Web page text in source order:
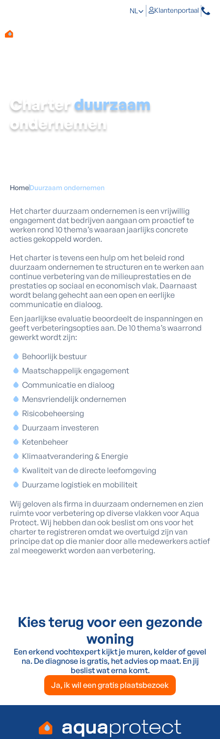
NL Klantenportaal
Charterduurzaam
ondernemen
HomeDuurzaam ondernemen
Het charter duurzaam ondernemen is een vrijwillig
engagement dat bedrijven aangaan om proactief te
werken rond 10 thema’s waaraan jaarlijks concrete
acties gekoppeld worden.
Het charter is tevens een hulp om het beleid rond
duurzaam ondernemen te structuren en te werken aan
continue verbetering van de milieuprestaties en de
prestaties op sociaal en economisch vlak. Daarnaast
wordt belang gehecht aan een open en eerlijke
communicatie en dialoog.
Een jaarlijkse evaluatie beoordeelt de inspanningen en
geeft verbeteringsopties aan. De 10 thema’s waarrond
gewerkt wordt zijn:
Behoorlijk bestuur
Maatschappelijk engagement
Communicatie en dialoog
Mensvriendelijk ondernemen
Risicobeheersing
Duurzaam investeren
Ketenbeheer
Klimaatverandering & Energie
Kwaliteit van de directe leefomgeving
Duurzame logistiek en mobiliteit
Wij geloven als firma in duurzaam ondernemen en zien
ruimte voor verbetering op diverse vlakken voor Aqua
Protect. Wij hebben dan ook beslist om ons voor het
charter te registreren omdat we overtuigd zijn van
principe dat op die manier door alle medewerkers actief
zal meegewerkt worden aan verbetering.
Kies terug voor een gezonde
woning
Een erkend vochtexpert kijkt je muren, kelder of gevel
na. De diagnose is gratis, het advies op maat. En jij
beslist wat erna komt.
Ja, ik wil een gratis plaatsbezoek